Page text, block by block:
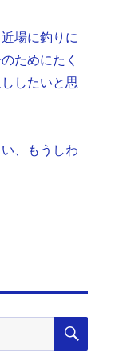
場に釣りに
ためにたく
したいと思
、もうしわ
検